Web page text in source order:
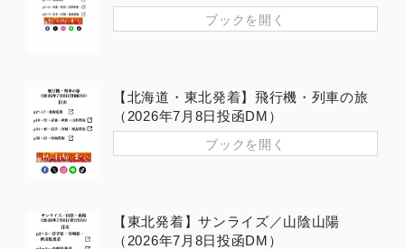
ブックを開く
【北海道・東北発着】飛行機・列車の旅
（2026年7月8日投函DM）
ブックを開く
【東北発着】サンライズ／山陰山陽
（2026年7月8日投函DM）